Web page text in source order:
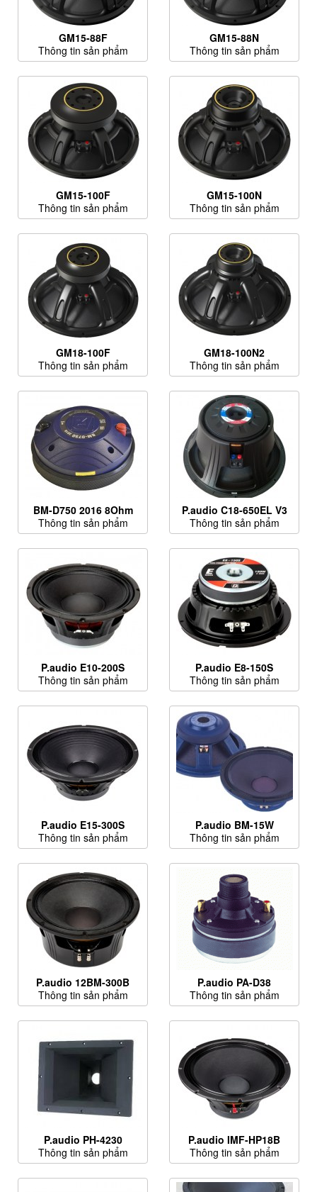
GM15-88F
Thông tin sản phẩm
GM15-88N
Thông tin sản phẩm
GM15-100F
Thông tin sản phẩm
GM15-100N
Thông tin sản phẩm
GM18-100F
Thông tin sản phẩm
GM18-100N2
Thông tin sản phẩm
BM-D750 2016 8Ohm
Thông tin sản phẩm
P.audio C18-650EL V3
Thông tin sản phẩm
P.audio E10-200S
Thông tin sản phẩm
P.audio E8-150S
Thông tin sản phẩm
P.audio E15-300S
Thông tin sản phẩm
P.audio BM-15W
Thông tin sản phẩm
P.audio 12BM-300B
Thông tin sản phẩm
P.audio PA-D38
Thông tin sản phẩm
P.audio PH-4230
Thông tin sản phẩm
P.audio IMF-HP18B
Thông tin sản phẩm